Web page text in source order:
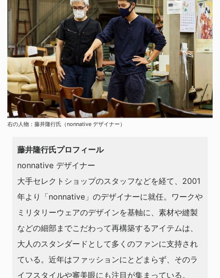
右の人物：藤井隆行氏（nonnative デザイナー）
藤井隆行氏プロフィール
nonnative デザイナー
大手セレクトショップのスタッフなどを経て、2001
年より「nonnative」のデザイナーに就任。ワークや
ミリタリーウェアのデザインを基軸に、素材や縫製
などの細部までこだわって再構築するアイテムは、
大人のスタンダードとして多くのファンに支持され
ている。近年はファッションにとどまらず、そのラ
イフスタイルや審美眼にも注目が集まっている。